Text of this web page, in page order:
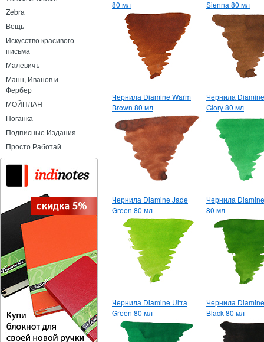
Zebra
Вещь
Искусство красивого
письма
Малевичъ
Манн, Иванов и
Фербер
МОЙПЛАН
Поганка
Подписные Издания
Просто Работай
80 мл Sienna 80 мл
Чернила Diamine Warm
Brown 80 мл
Чернила
Glory 80 мл
Чернила Diamine Jade
Green 80 мл
Чернила
80 мл
Чернила Diamine Ultra
Green 80 мл
Чернила
Black 80 мл